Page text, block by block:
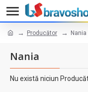
Producător Nania
Nania
Nu există niciun